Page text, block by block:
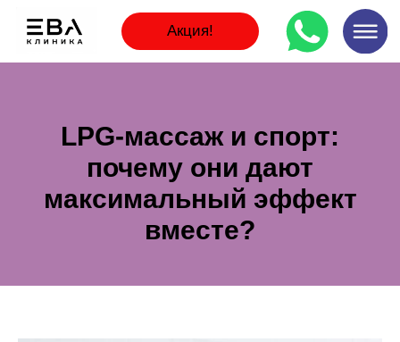
Акция!
LPG-массаж и спорт:
почему они дают
максимальный эффект
вместе?